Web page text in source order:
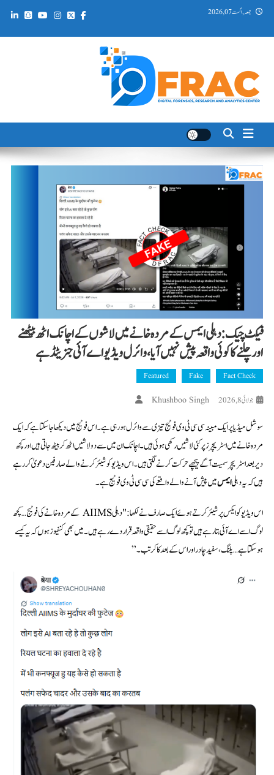
Skip جمعہ, اگست 07, 2026
DFRAC_ORG
فیکٹ چیک: دہلی ایمس کے مردہ خانے میں لاشوں کے اچانک اٹھ بیٹھنے
اور چلنے کا کوئی واقعہ پیش نہیں آیا، وائرل ویڈیو اے آئی جنریٹڈ ہے
Fact Check
Fake
Featured
جولائی 8, 2026 Khushboo Singh
سوشل میڈیا پر ایک مبینہ سی سی ٹی وی فوٹیج تیزی سے وائرل ہو رہی ہے۔ اس فوٹیج میں دیکھا جا سکتا ہے کہ ایک
مردہ خانے میں اسٹریچرز پر کئی لاشیں رکھی ہوئی ہیں۔ اچانک ان میں سے دو لاشیں اٹھ کر بیٹھ جاتی ہیں اور کچھ
دیر بعد اسٹریچر سمیت آگے پیچھے حرکت کرنے لگتی ہیں۔ اس ویڈیو کو شیئر کرنے والے صارفین دعویٰ کر رہے
ہیں کہ یہ دہلیایمسمیں پیش آنے والے واقعے کی سی سی ٹی وی فوٹیج ہے۔
اس ویڈیو کو ایکس پر شیئر کرتے ہوئے ایک صارف نے لکھا: "دہلی AIIMS کے مردہ خانے کی فوٹیج… کچھ
لوگ اسے اے آئی بتا رہے ہیں تو کچھ لوگ اسے حقیقی واقعہ قرار دے رہے ہیں۔ میں بھی کنفیوز ہوں کہ یہ کیسے
ہو سکتا ہے… پلنگ، سفید چادر اور اس کے بعد کا کرتب۔”